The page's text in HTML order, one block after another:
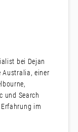
bei Dejan
Australia, einer
und Search
im